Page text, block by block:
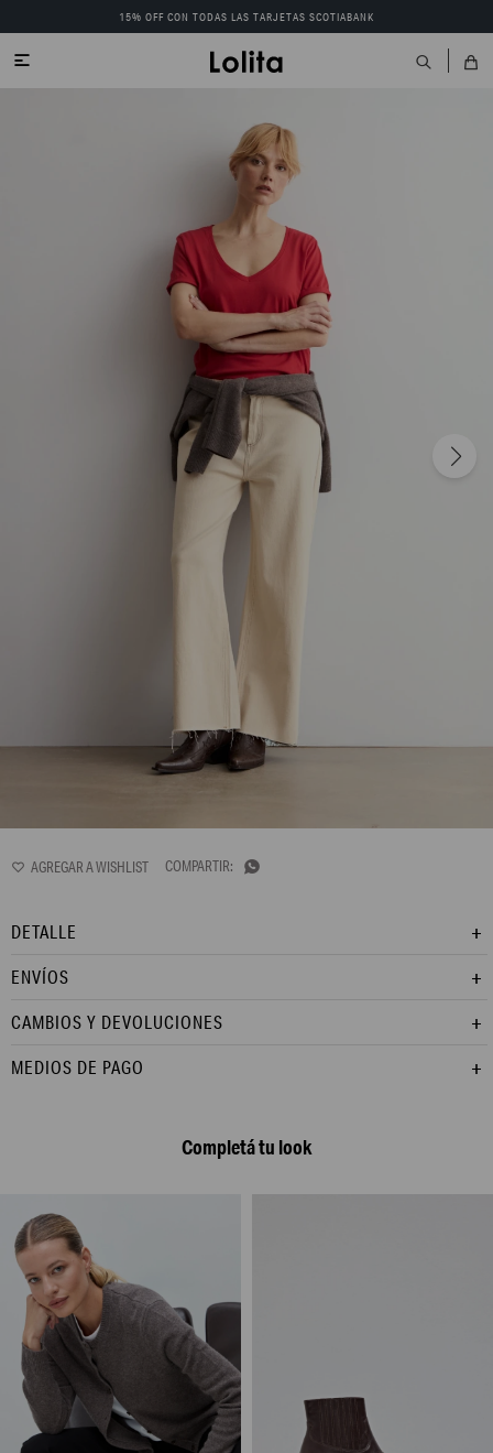
15% OFF CON TODAS LAS TARJETAS SCOTIABANK


DETALLE
ENVÍOS
CAMBIOS Y DEVOLUCIONES
MEDIOS DE PAGO
Completá tu look